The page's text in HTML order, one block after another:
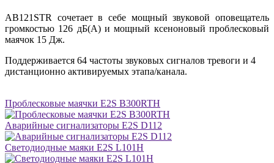
AB121STR сочетает в себе мощный звуковой оповещатель
громкостью 126 дБ(A) и мощный ксеноновый проблесковый
маячок 15 Дж.
Поддерживается 64 частоты звуковых сигналов тревоги и 4
дистанционно активируемых этапа/канала.
Проблесковые маячки E2S B300RTH
Аварийные сигнализаторы E2S D112
Светодиодные маяки E2S L101H